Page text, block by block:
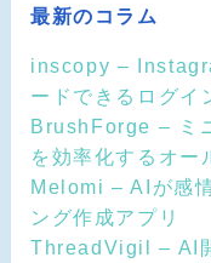
最新のコラム
inscopy –
ードできるログイ
BrushForge – ミ
を効率化するオー
Melomi – AIが感
ング作成アプリ
ThreadVigil – AI